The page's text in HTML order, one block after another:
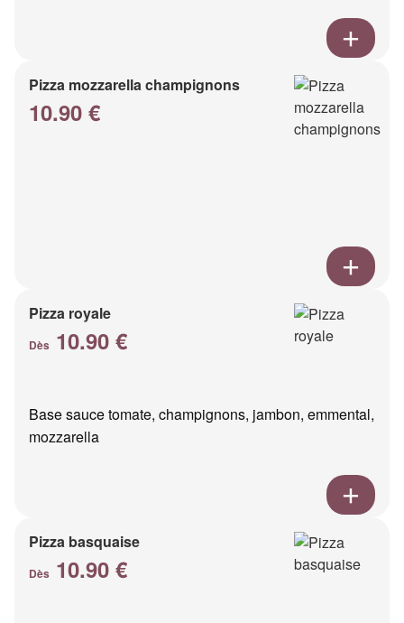
Pizza mozzarella champignons
10.90 €
Pizza royale
Dès 10.90 €
Base sauce tomate, champignons, jambon, emmental,
mozzarella
Pizza basquaise
Dès 10.90 €